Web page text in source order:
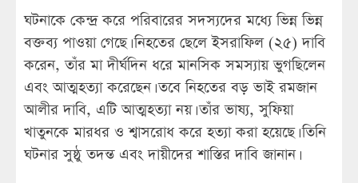
ঘটনাকে কেন্দ্র করে পরিবারের সদস্যদের মধ্যে ভিন্ন ভিন্ন
বক্তব্য পাওয়া গেছে। নিহতের ছেলে ইসরাফিল (২৫) দাবি
করেন, তাঁর মা দীর্ঘদিন ধরে মানসিক সমস্যায় ভুগছিলেন
এবং আত্মহত্যা করেছেন। তবে নিহতের বড় ভাই রমজান
আলীর দাবি, এটি আত্মহত্যা নয়। তাঁর ভাষ্য, সুফিয়া
খাতুনকে মারধর ও শ্বাসরোধ করে হত্যা করা হয়েছে। তিনি
ঘটনার সুষ্ঠু তদন্ত এবং দায়ীদের শাস্তির দাবি জানান।